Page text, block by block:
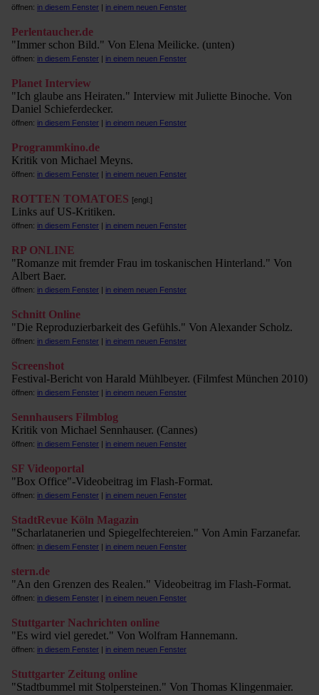
öffnen: in diesem Fenster | in einem neuen Fenster
Perlentaucher.de
"Immer schon Bild." Von Elena Meilicke. (unten)
öffnen: in diesem Fenster | in einem neuen Fenster
Planet Interview
"Ich glaube ans Heiraten." Interview mit Juliette Binoche. Von
Daniel Schieferdecker.
öffnen: in diesem Fenster | in einem neuen Fenster
Programmkino.de
Kritik von Michael Meyns.
öffnen: in diesem Fenster | in einem neuen Fenster
ROTTEN TOMATOES [engl.]
Links auf US-Kritiken.
öffnen: in diesem Fenster | in einem neuen Fenster
RP ONLINE
"Romanze mit fremder Frau im toskanischen Hinterland." Von
Albert Baer.
öffnen: in diesem Fenster | in einem neuen Fenster
Schnitt Online
"Die Reproduzierbarkeit des Gefühls." Von Alexander Scholz.
öffnen: in diesem Fenster | in einem neuen Fenster
Screenshot
Festival-Bericht von Harald Mühlbeyer. (Filmfest München 2010)
öffnen: in diesem Fenster | in einem neuen Fenster
Sennhausers Filmblog
Kritik von Michael Sennhauser. (Cannes)
öffnen: in diesem Fenster | in einem neuen Fenster
SF Videoportal
"Box Office"-Videobeitrag im Flash-Format.
öffnen: in diesem Fenster | in einem neuen Fenster
StadtRevue Köln Magazin
"Scharlatanerien und Spiegelfechtereien." Von Amin Farzanefar.
öffnen: in diesem Fenster | in einem neuen Fenster
stern.de
"An den Grenzen des Realen." Videobeitrag im Flash-Format.
öffnen: in diesem Fenster | in einem neuen Fenster
Stuttgarter Nachrichten online
"Es wird viel geredet." Von Wolfram Hannemann.
öffnen: in diesem Fenster | in einem neuen Fenster
Stuttgarter Zeitung online
"Stadtbummel mit Stolpersteinen." Von Thomas Klingenmaier.